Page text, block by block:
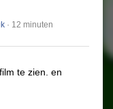
· 12 minuten
te zien. en